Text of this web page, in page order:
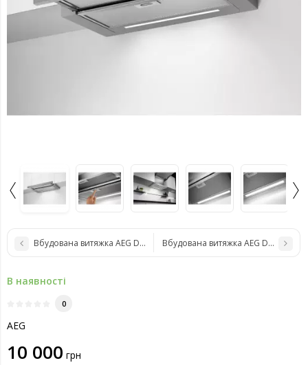
Вбудована витяжка AEG DPB3622SВбудована витяжка AEG DVK6981HR
В наявності
0
AEG
10 000 грн